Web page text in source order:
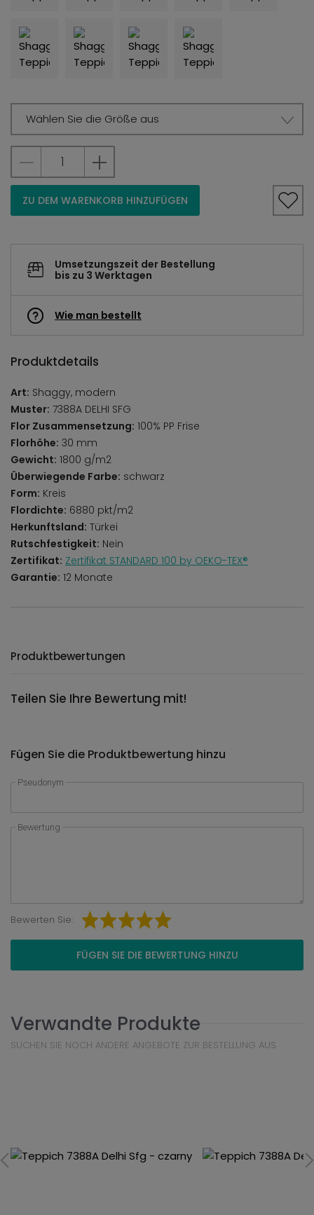
Wählen Sie die Größe aus
ZU DEM WARENKORB HINZUFÜGEN
Umsetzungszeit der Bestellung
bis zu 3 Werktagen
Wie man bestellt
Produktdetails
Art: Shaggy, modern
Muster: 7388A DELHI SFG
Flor Zusammensetzung: 100% PP Frise
Florhöhe: 30 mm
Gewicht: 1800 g/m2
Überwiegende Farbe: schwarz
Form: Kreis
Flordichte: 6880 pkt/m2
Herkunftsland: Türkei
Rutschfestigkeit: Nein
Zertifikat: Zertifikat STANDARD 100 by OEKO-TEX®
Garantie: 12 Monate
Produktbewertungen
Teilen Sie Ihre Bewertung mit!
Fügen Sie die Produktbewertung hinzu
Pseudonym
Bewertung
Bewerten Sie:
FÜGEN SIE DIE BEWERTUNG HINZU
Verwandte Produkte
SUCHEN SIE NOCH ANDERE ANGEBOTE ZUR BESTELLUNG AUS